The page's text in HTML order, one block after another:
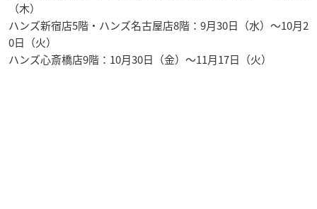
（木）
ハンズ新宿店5階・ハンズ名古屋店8階：9月30日（水）～10月2
0日（火）
ハンズ心斎橋店9階：10月30日（金）～11月17日（火）